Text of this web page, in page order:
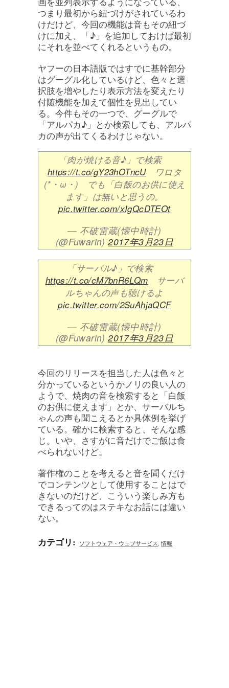
つまり最初から紐づけがされているわ
けだけど、今回の機能は音もその紐づ
けに加え、「♪」を追加しておけば最初
にそれを並べてくれるというもの。
ヤフーの日本語版ではすでに基幹部分
はグーグル化しているけど、色々と選
択肢を増やしたり表示方法を変えたり
付随機能を加えて個性を見出してい
る。今件もその一つで、グーグルで
「アルパカ♪」とか検索しても、アルパ
カの声が出てくるわけじゃない。
「肉が焼ける音♪」で検索
https://t.co/gY23hOTncUワロタ
(*・ω・) でも「白飯のお供に使え
ます」は無いと思うの。
pic.twitter.com/xIgQcDTEOt
— 不破雷蔵(懐中時計)
(@Fuwarin)2017年3月23日
「サーバル♪」で検索
https://t.co/cM7bnR6LQm サーバ
ルちゃんの声も聴けるよ
pic.twitter.com/2SuAhjaQCF
— 不破雷蔵(懐中時計)
(@Fuwarin)2017年3月23日
今回のリリースを担当した人は色々と
分かっているというかノリの良い人の
ようで、焼肉の音を検索すると「白飯
のお供に使えます」とか、サーバルち
ゃんの声も聞こえるとか具体例を挙げ
ている。確かに検索すると、そんな感
じ。いや、さすがに音だけでご飯は食
べられないけど。
著作権のことを考えると音を聞くだけ
でコンテンツとして使用することはで
きないのだけど、こういう楽しみ方も
できるってのはステキなお話には違い
ない。
カテゴリ: ソフトウェア・ウェブサービス, 情報